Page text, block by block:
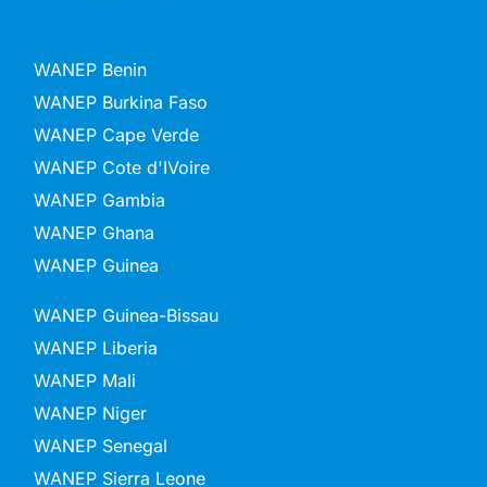
WANEP Benin
WANEP Burkina Faso
WANEP Cape Verde
WANEP Cote d'IVoire
WANEP Gambia
WANEP Ghana
WANEP Guinea
WANEP Guinea-Bissau
WANEP Liberia
WANEP Mali
WANEP Niger
WANEP Senegal
WANEP Sierra Leone